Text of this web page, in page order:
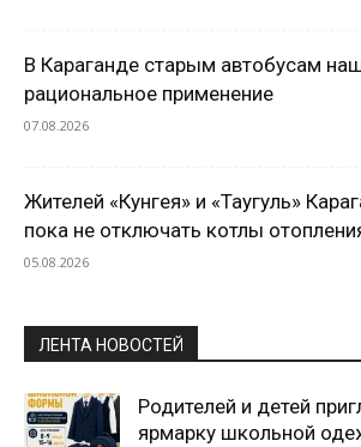
В Караганде старым автобусам
рациональное применение
07.08.2026
Жителей «Кунгея» и «Таугуль»
пока не отключать котлы
05.08.2026
ЛЕНТА НОВОСТЕЙ
Родителей и детей
ярмарку школьной